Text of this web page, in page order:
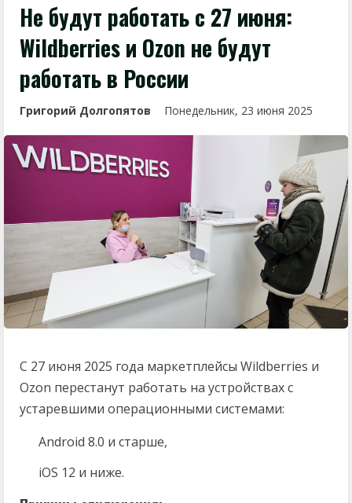
Не будут работать с 27 июня:
Wildberries и Ozon не будут
работать в России
Григорий Долгопятов Понедельник, 23 июня 2025
С 27 июня 2025 года маркетплейсы Wildberries и
Ozon перестанут работать на устройствах с
устаревшими операционными системами:
Android 8.0 и старше,
iOS 12 и ниже.